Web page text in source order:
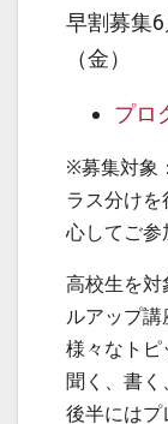
早割募集
（金）
プロ
※募集対象
ラス分け
心してご参
高校生を対
ルアップ
様々なトピ
聞く、書く
後半には